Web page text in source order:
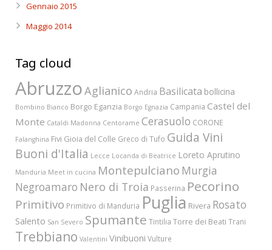
Gennaio 2015
Maggio 2014
Tag cloud
AbruzzoAglianico Andria Basilicata bollicina
Bombino Bianco Borgo Eganzia Borgo Egnazia Campania Castel del
Monte Cataldi Madonna Centorame Cerasuolo CORONE
Falanghina Fivi Gioia del Colle Greco di Tufo Guida Vini
Buoni d'Italia Lecce Locanda di Beatrice Loreto Aprutino
Manduria Meet in cucina Montepulciano Murgia
Negroamaro Nero di Troia Passerina Pecorino
Primitivo Primitivo di Manduria Puglia Rivera Rosato
Salento San Severo Spumante Tintilia Torre dei Beati Trani
Trebbiano Valentini Vinibuoni Vulture